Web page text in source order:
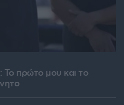
πρώτο μου και το